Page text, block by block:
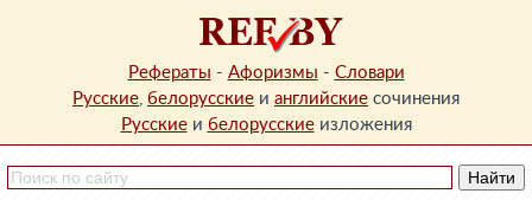
Рефераты - Афоризмы - Словари
Русские, белорусские и английские сочинения
Русскиеи белорусскиеизложения